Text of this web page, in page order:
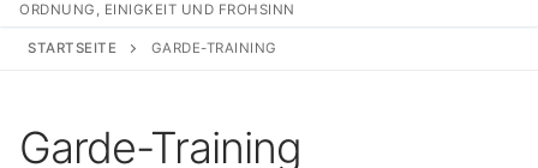
ORDNUNG, EINIGKEIT UND FROHSINN
Suchen nach:
STARTSEITE GARDE-TRAINING
Garde-Training